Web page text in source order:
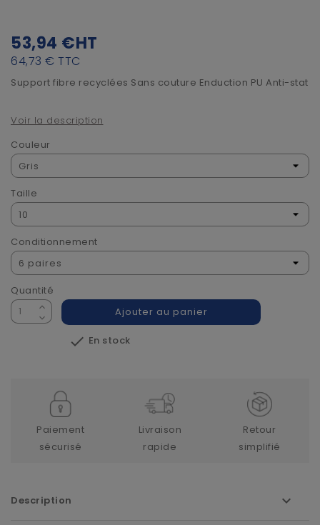
53,94 €HT
64,73 € TTC
Support fibre recyclées Sans couture Enduction PU Anti-stat
Voir la description
Couleur
Taille
Conditionnement
Quantité
Ajouter au panier
 En stock
Paiement
sécurisé
Livraison
rapide
Retour
simplifié
Description